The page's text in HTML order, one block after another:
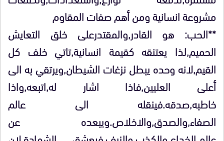
مشروعة انسانية ومن أهم صفات المقاوم
**الحب: هو القادر,والمقتدرعلى خلق التعايش
الحميم,لذا يعتنقه كقيمة انسانية,تاتي خلف كل
القيم,لانه وحده يبطل نزغات الشيطان,ويرتقي به الى
أعلى العليين,فاذا اشار له,اتبعه,واذا
خاطبه,صدقه.فينقله الى عالم
الصفاء,والصدق,والاخلاص.ويبعده عن